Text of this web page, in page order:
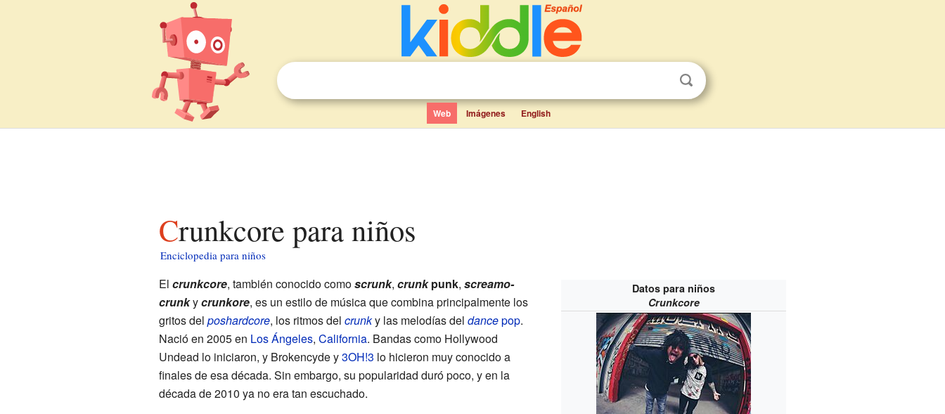
Web Imágenes English
Crunkcore para niños
Enciclopedia para niños
Datos para niños
Crunkcore
El crunkcore, también conocido comoscrunk, crunkpunk, screamo-
crunkycrunkore, es un estilo de música que combina principalmente los
gritos del poshardcore, los ritmos del crunky las melodías del dancepop.
Nació en 2005 en Los Ángeles, California. Bandas como Hollywood
Undead lo iniciaron, y Brokencyde y3OH!3 lo hicieron muy conocido a
finales de esa década. Sin embargo, su popularidad duró poco, y en la
década de 2010 ya no era tan escuchado.